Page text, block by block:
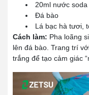
20ml nước
Đá bào
Lá bạc hà tươi,
Cách làm: Pha loãng
lên đá bào. Trang trí
trắng để tạo cảm giác